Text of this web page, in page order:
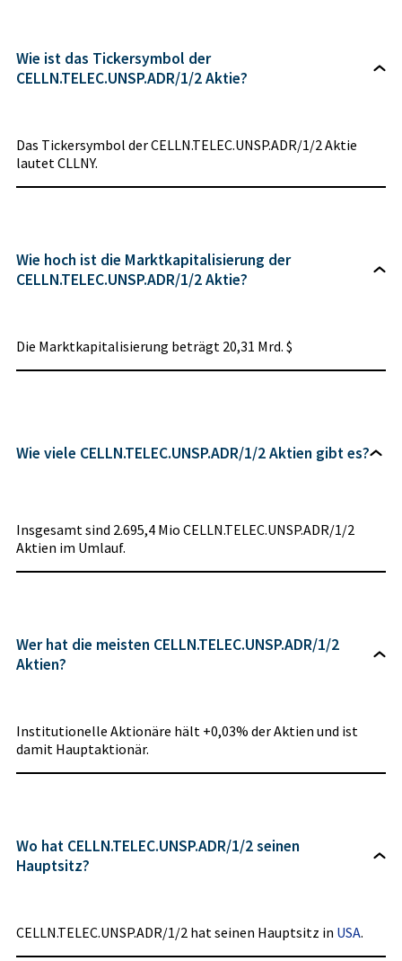
Wie ist das Tickersymbol der
CELLN.TELEC.UNSP.ADR/1/2 Aktie?
Das Tickersymbol der CELLN.TELEC.UNSP.ADR/1/2 Aktie
lautet CLLNY.
Wie hoch ist die Marktkapitalisierung der
CELLN.TELEC.UNSP.ADR/1/2 Aktie?
Die Marktkapitalisierung beträgt 20,31 Mrd. $
Wie viele CELLN.TELEC.UNSP.ADR/1/2 Aktien gibt es?
Insgesamt sind 2.695,4 Mio CELLN.TELEC.UNSP.ADR/1/2
Aktien im Umlauf.
Wer hat die meisten CELLN.TELEC.UNSP.ADR/1/2
Aktien?
Institutionelle Aktionäre hält +0,03% der Aktien und ist
damit Hauptaktionär.
Wo hat CELLN.TELEC.UNSP.ADR/1/2 seinen
Hauptsitz?
CELLN.TELEC.UNSP.ADR/1/2 hat seinen Hauptsitz in USA.